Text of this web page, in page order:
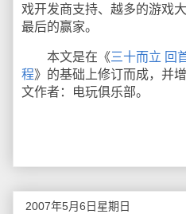
戏开发商支持、越多的游戏
最后的赢家。
本文是在《三十而立 回
程》的基础上修订而成，并
文作者：电玩俱乐部。
2007年5月6日星期日